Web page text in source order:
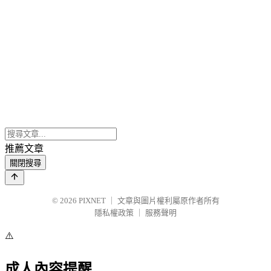
推薦文章
關閉搜尋
© 2026 PIXNET
文章與圖片權利屬原作者所有
隱私權政策
服務聲明
⚠️